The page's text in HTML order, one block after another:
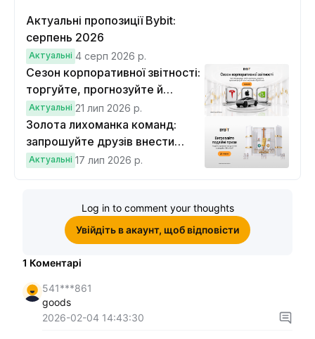
Актуальні пропозиції Bybit:
серпень 2026
Актуальні 4 серп 2026 р.
Сезон корпоративної звітності:
торгуйте, прогнозуйте й
вигравайте Cybertruck
Актуальні 21 лип 2026 р.
Золота лихоманка команд:
запрошуйте друзів внести
депозит на $100 і торгувати на
Актуальні 17 лип 2026 р.
Log in to comment your thoughts
Увійдіть в акаунт, щоб відповісти
1 Коментарі
541***861
goods
2026-02-04 14:43:30